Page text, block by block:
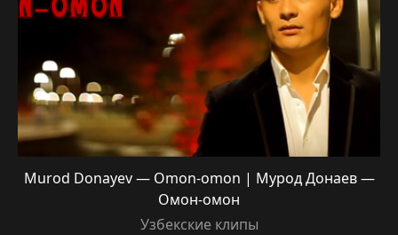
Murod Donayev — Omon-omon | Мурод Донаев —
Омон-омон
Узбекские клипы